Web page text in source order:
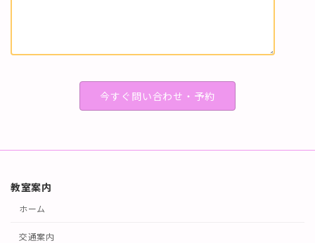
教室案内
ホーム
交通案内